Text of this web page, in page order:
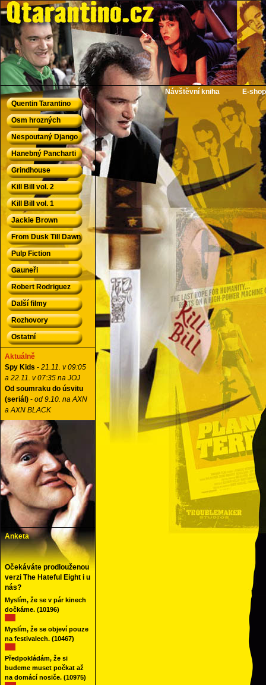
QTarantino.cz - Quentin Tarantino
Návštěvní kniha
E-shop
Quentin Tarantino
Osm hrozných
Nespoutaný Django
Hanebný Pancharti
Grindhouse
Kill Bill vol. 2
Kill Bill vol. 1
Jackie Brown
From Dusk Till Dawn
Pulp Fiction
Gauneři
Robert Rodriguez
Další filmy
Rozhovory
Ostatní
Aktuálně
Spy Kids - 21.11. v 09:05
a 22.11. v 07:35 na JOJ
Od soumraku do úsvitu
(seriál) - od 9.10. na AXN
a AXN BLACK
Anketa
Očekáváte prodlouženou
verzi The Hateful Eight i u
nás?
Myslím, že se v pár kinech
dočkáme. (10196)
Myslím, že se objeví pouze
na festivalech. (10467)
Předpokládám, že si
budeme muset počkat až
na domácí nosiče. (10975)